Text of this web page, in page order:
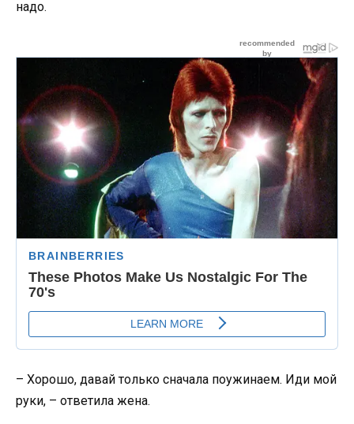
надо.
– Хорошо, давай только сначала поужинаем. Иди мой
руки, – ответила жена.